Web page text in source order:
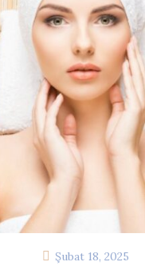
Şubat 18, 2025